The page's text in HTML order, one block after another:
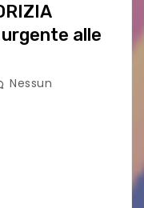
alle
Nessun